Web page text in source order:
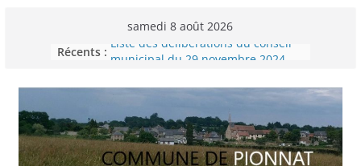
samedi 8 août 2026
Récents : Liste des délibérations du conseil
Voyager en Europe pour les jeunes
Enquête INSEE
Liste des délibérations du conseil
municipal en date du 5/12/2024